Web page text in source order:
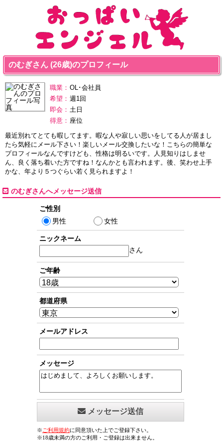
のむぎさん (26歳)のプロフィール
職業： OL･会社員
希望： 週1回
即会： 土日
得意： 座位
最近別れてとても暇してます。暇な人や寂しい思いをしてる人が居まし
たら気軽にメール下さい！楽しいメール交換したいな！こちらの簡単な
プロフィールなんですけども、性格は明るいです。人見知りはしませ
ん、良く落ち着いた方ですね！なんかとも言われます。後、笑わせ上手
かな、年より５つぐらい若く見られますよ！
のむぎさんへメッセージ送信